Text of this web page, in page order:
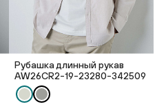
Рубашка длинный рукав
AW26CR2-19-23280-342509